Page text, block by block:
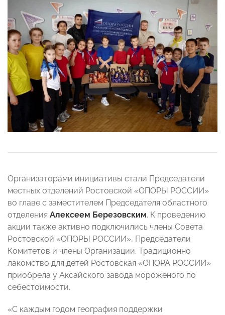
Организаторами инициативы стали Председатели
местных отделений Ростовской «ОПОРЫ РОССИИ»
во главе с заместителем Председателя областного
отделения Алексеем Березовским. К проведению
акции также активно подключились члены Совета
Ростовской «ОПОРЫ РОССИИ», Председатели
Комитетов и члены Организации. Традиционно
лакомство для детей Ростовская «ОПОРА РОССИИ»
приобрела у Аксайского завода мороженого по
себестоимости.
«С каждым годом география поддержки